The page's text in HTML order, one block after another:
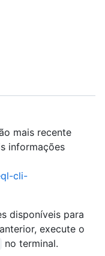
mais recente
informações
cli-
disponíveis para
execute o
no terminal.